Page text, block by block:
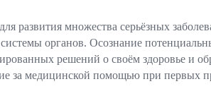
для развития множества серьёзных
органов. Осознание
решений о своём здоровье и
за медицинской помощью при первых